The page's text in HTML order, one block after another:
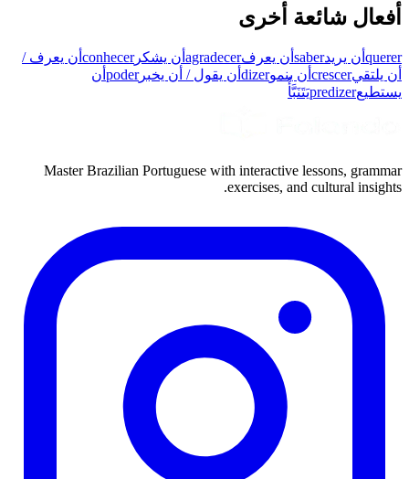
أفعال شائعة أخرى
querer أن يريدsaber أن يعرفagradecer أن يشكرconhecer أن يعرف /
أن يلتقيcrescer أن ينموdizer أن يقول / أن يخبرpoder أن
يستطيعpredizerيَتَنَبَّأُ
Master Brazilian Portuguese with interactive lessons, grammar
exercises, and cultural insights.